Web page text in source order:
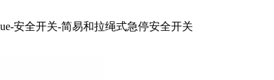
安全开关-简易和拉绳式急停安全开关